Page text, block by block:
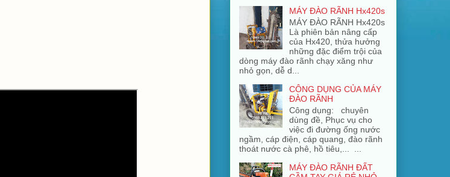
MÁY ĐÀO RÃNH Hx420s
MÁY ĐÀO RÃNH Hx420s
Là phiên bản nâng cấp
của Hx420, thửa hưởng
những đặc điểm trội của
dòng máy đào rãnh chạy xăng như
nhỏ gọn, dễ d...
CÔNG DỤNG CỦA MÁY
ĐÀO RÃNH
Công dụng: chuyên
dùng đề, Phục vụ cho
việc đi đường ống nước
ngầm, cáp điện, cáp quang, đào rãnh
thoát nước cà phê, hồ tiêu,... ...
MÁY ĐÀO RÃNH ĐẤT